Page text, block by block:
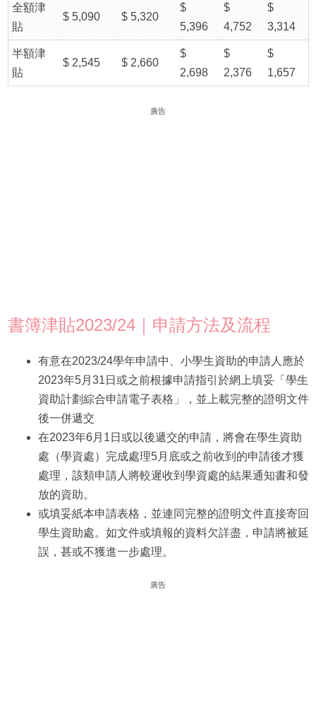
全額津
貼
$ 5,090 $ 5,320
$
5,396
$
4,752
$
3,314
半額津
貼
$ 2,545 $ 2,660
$
2,698
$
2,376
$
1,657
廣告
書簿津貼2023/24｜申請方法及流程
有意在2023/24學年申請中、小學生資助的申請人應於
2023年5月31日或之前根據申請指引於網上填妥「學生
資助計劃綜合申請電子表格」，並上載完整的證明文件
後一併遞交
在2023年6月1日或以後遞交的申請，將會在學生資助
處（學資處）完成處理5月底或之前收到的申請後才獲
處理，該類申請人將較遲收到學資處的結果通知書和發
放的資助。
或填妥紙本申請表格，並連同完整的證明文件直接寄回
學生資助處。如文件或填報的資料欠詳盡，申請將被延
誤，甚或不獲進一步處理。
廣告